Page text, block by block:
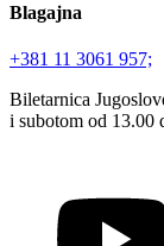
Blagajna
+381 11 3061 957;
Biletarnica
i subotom od 13.00